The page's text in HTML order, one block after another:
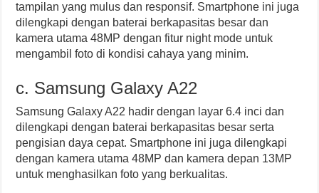
tampilan yang mulus dan responsif. Smartphone ini juga
dilengkapi dengan baterai berkapasitas besar dan
kamera utama 48MP dengan fitur night mode untuk
mengambil foto di kondisi cahaya yang minim.
c. Samsung Galaxy A22
Samsung Galaxy A22 hadir dengan layar 6.4 inci dan
dilengkapi dengan baterai berkapasitas besar serta
pengisian daya cepat. Smartphone ini juga dilengkapi
dengan kamera utama 48MP dan kamera depan 13MP
untuk menghasilkan foto yang berkualitas.